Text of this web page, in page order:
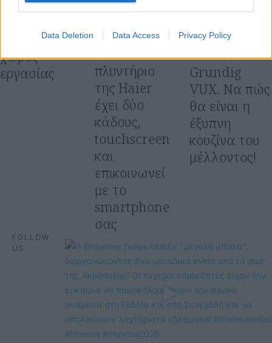
Data Deletion Data Access Privacy Policy
Συσκευές
προσωπικός
χώρος
εργασίας
·
Το Dual-
Drum
πλυντήριο
της Haier
έχει δύο
κάδους,
touchscreen
και
επικοινωνεί
με το
smartphone
σας
DEVICES
ΛΕΥΚΕΣ ΣΥΣΚΕΥΕΣ
Grundig
VUX. Να πώς
θα είναι η
έξυπνη
κουζίνα του
μέλλοντος!
FOLLOW
US